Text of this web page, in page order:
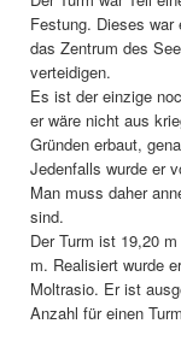
Festung. Dieses
das Zentrum des
verteidigen.
Es ist der einzige
er wäre nicht aus
Gründen erbaut,
Jedenfalls wurde er
Man muss daher
sind.
Der Turm ist 19,20
m. Realisiert wurde
Moltrasio. Er ist
Anzahl für einen